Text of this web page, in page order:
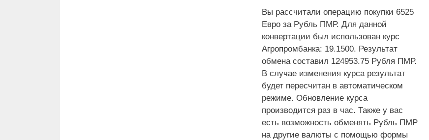
Вы рассчитали операцию покупки 6525
Евро за Рубль ПМР. Для данной
конвертации был использован курс
Агропромбанка: 19.1500. Результат
обмена составил 124953.75 Рубля ПМР.
В случае изменения курса результат
будет пересчитан в автоматическом
режиме. Обновление курса
производится раз в час. Также у вас
есть возможность обменять Рубль ПМР
на другие валюты с помощью формы